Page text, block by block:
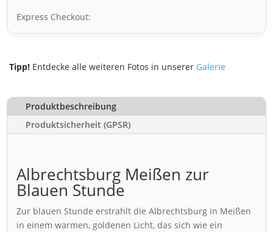
Express Checkout:
Tipp! Entdecke alle weiteren Fotos in unserer Galerie
Produktbeschreibung
Produktsicherheit (GPSR)
Albrechtsburg Meißen zur
Blauen Stunde
Zur blauen Stunde erstrahlt die Albrechtsburg in Meißen
in einem warmen, goldenen Licht, das sich wie ein